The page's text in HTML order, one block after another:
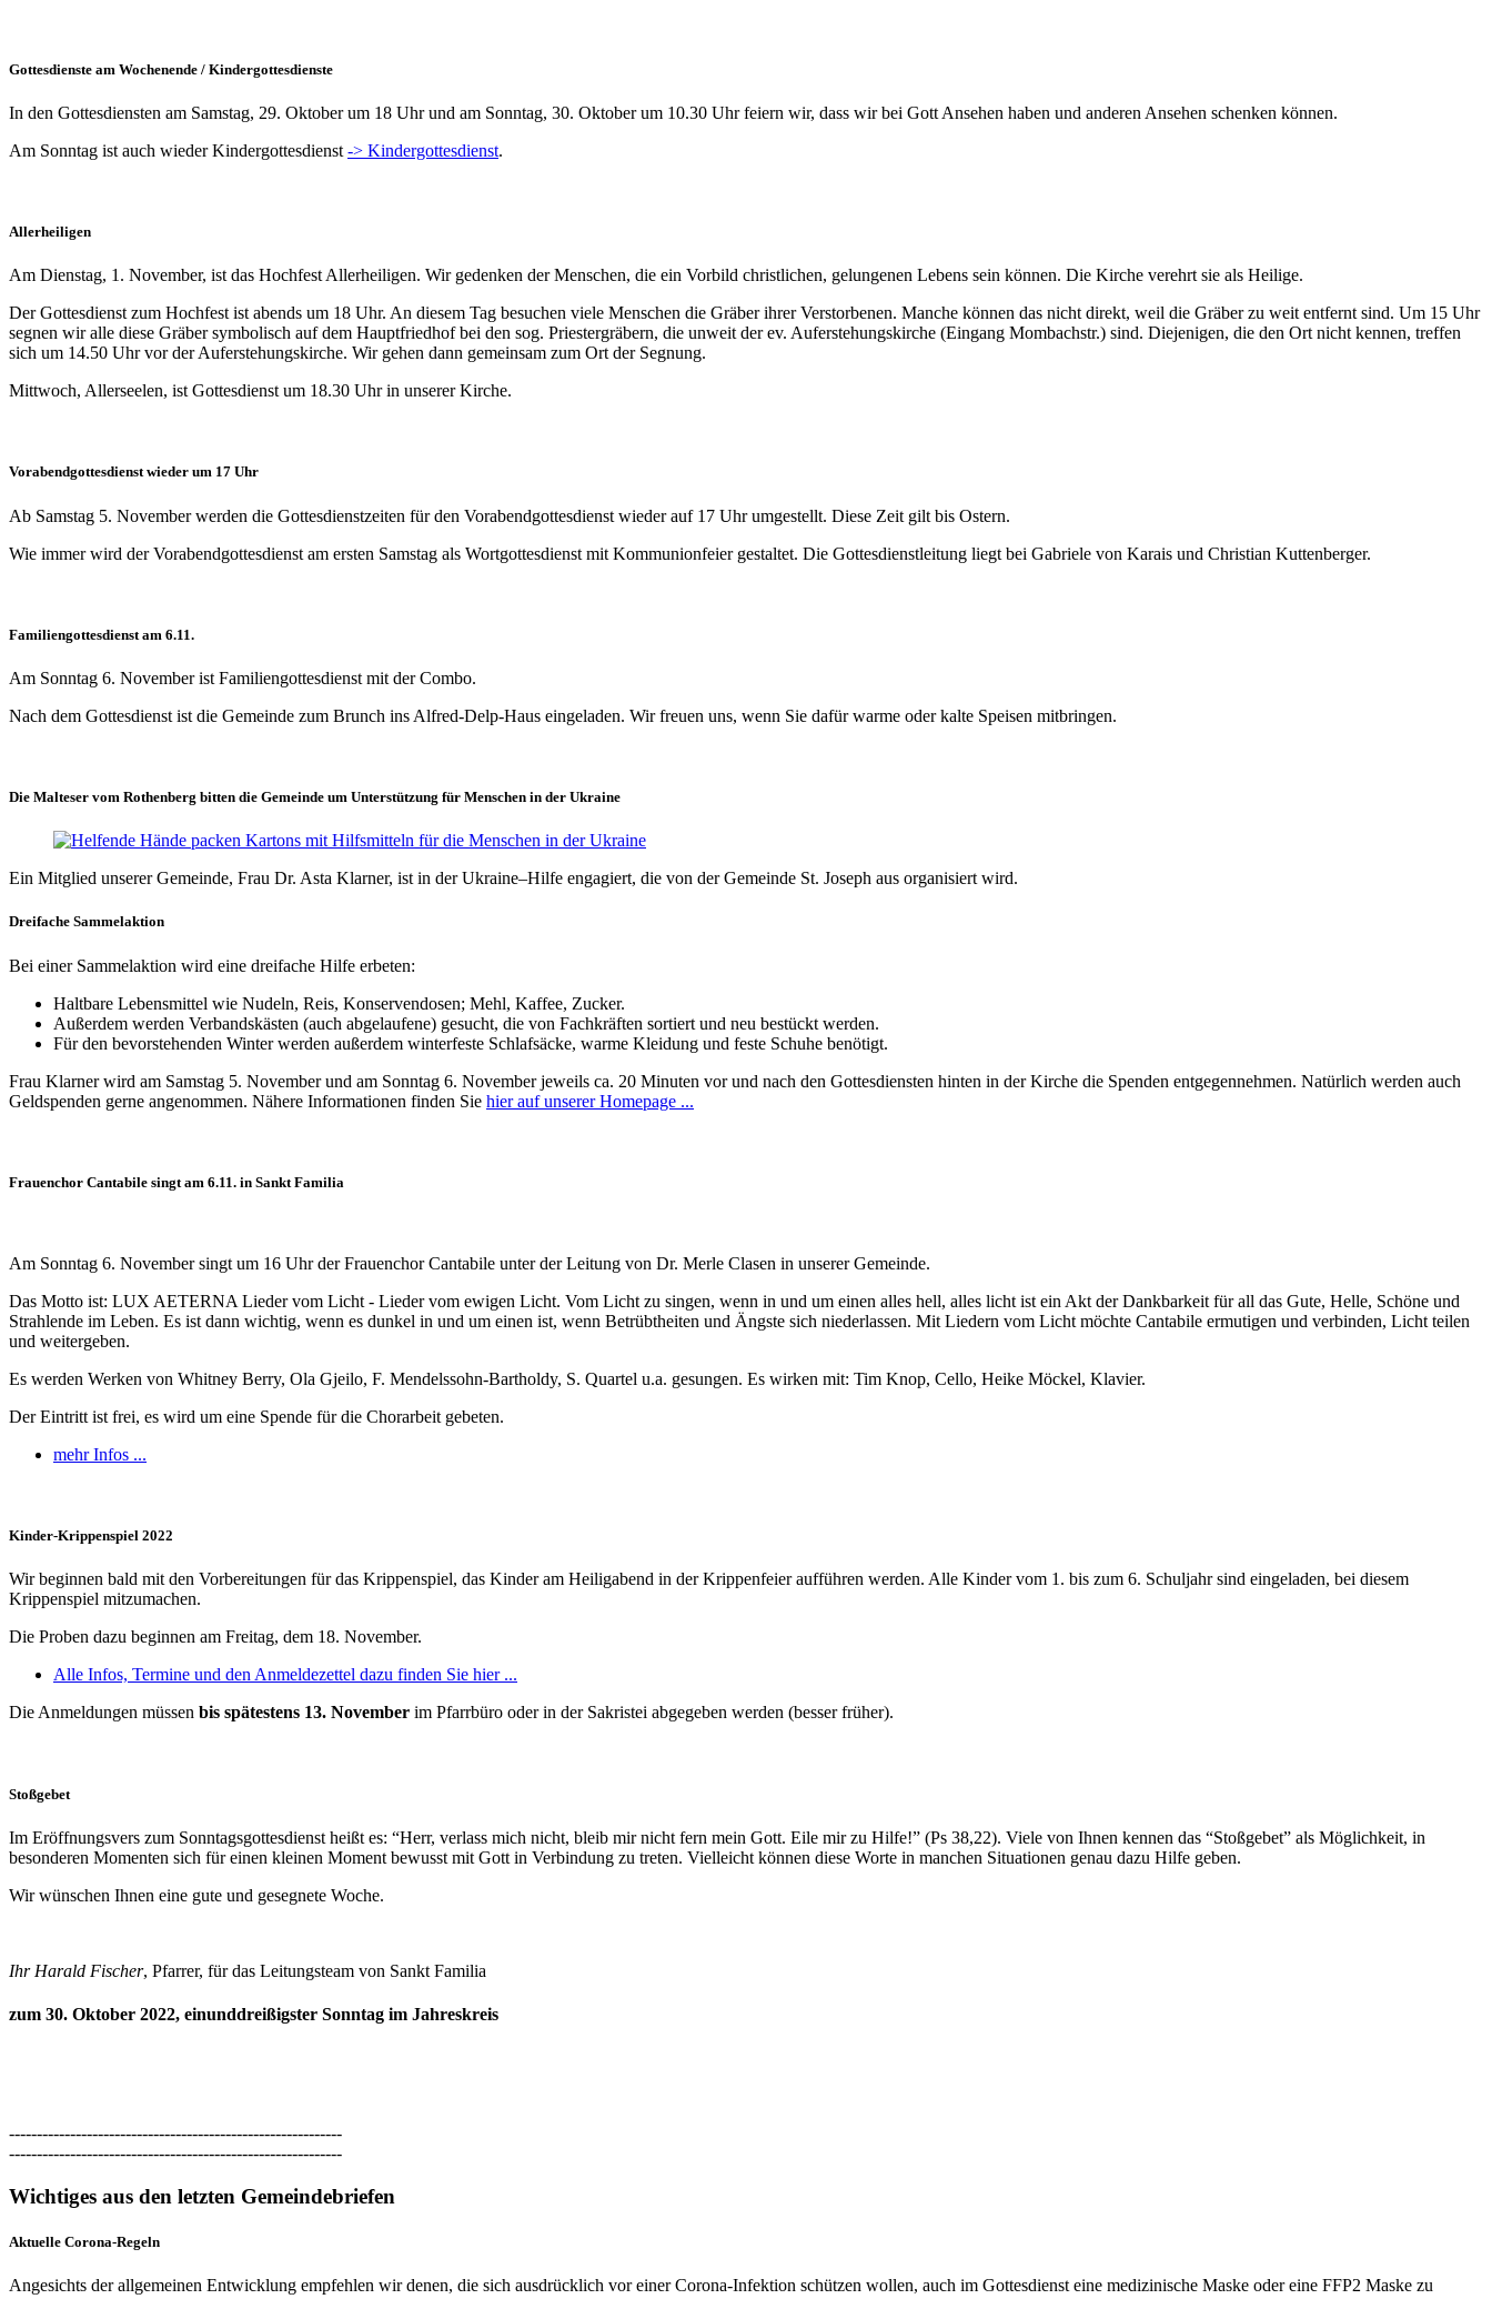
Gottesdienste am Wochenende / Kindergottesdienste
In den Gottesdiensten am Samstag, 29. Oktober um 18 Uhr und am Sonntag, 30. Oktober um 10.30 Uhr feiern wir, dass wir bei Gott Ansehen haben und anderen Ansehen schenken können.
Am Sonntag ist auch wieder Kindergottesdienst -> Kindergottesdienst.
Allerheiligen
Am Dienstag, 1. November, ist das Hochfest Allerheiligen. Wir gedenken der Menschen, die ein Vorbild christlichen, gelungenen Lebens sein können. Die Kirche verehrt sie als Heilige.
Der Gottesdienst zum Hochfest ist abends um 18 Uhr. An diesem Tag besuchen viele Menschen die Gräber ihrer Verstorbenen. Manche können das nicht direkt, weil die Gräber zu weit entfernt sind. Um 15 Uhr
segnen wir alle diese Gräber symbolisch auf dem Hauptfriedhof bei den sog. Priestergräbern, die unweit der ev. Auferstehungskirche (Eingang Mombachstr.) sind. Diejenigen, die den Ort nicht kennen, treffen
sich um 14.50 Uhr vor der Auferstehungskirche. Wir gehen dann gemeinsam zum Ort der Segnung.
Mittwoch, Allerseelen, ist Gottesdienst um 18.30 Uhr in unserer Kirche.
Vorabendgottesdienst wieder um 17 Uhr
Ab Samstag 5. November werden die Gottesdienstzeiten für den Vorabendgottesdienst wieder auf 17 Uhr umgestellt. Diese Zeit gilt bis Ostern.
Wie immer wird der Vorabendgottesdienst am ersten Samstag als Wortgottesdienst mit Kommunionfeier gestaltet. Die Gottesdienstleitung liegt bei Gabriele von Karais und Christian Kuttenberger.
Familiengottesdienst am 6.11.
Am Sonntag 6. November ist Familiengottesdienst mit der Combo.
Nach dem Gottesdienst ist die Gemeinde zum Brunch ins Alfred-Delp-Haus eingeladen. Wir freuen uns, wenn Sie dafür warme oder kalte Speisen mitbringen.
Die Malteser vom Rothenberg bitten die Gemeinde um Unterstützung für Menschen in der Ukraine
Ein Mitglied unserer Gemeinde, Frau Dr. Asta Klarner, ist in der Ukraine–Hilfe engagiert, die von der Gemeinde St. Joseph aus organisiert wird.
Dreifache Sammelaktion
Bei einer Sammelaktion wird eine dreifache Hilfe erbeten:
Haltbare Lebensmittel wie Nudeln, Reis, Konservendosen; Mehl, Kaffee, Zucker.
Außerdem werden Verbandskästen (auch abgelaufene) gesucht, die von Fachkräften sortiert und neu bestückt werden.
Für den bevorstehenden Winter werden außerdem winterfeste Schlafsäcke, warme Kleidung und feste Schuhe benötigt.
Frau Klarner wird am Samstag 5. November und am Sonntag 6. November jeweils ca. 20 Minuten vor und nach den Gottesdiensten hinten in der Kirche die Spenden entgegennehmen. Natürlich werden auch
Geldspenden gerne angenommen. Nähere Informationen finden Sie hier auf unserer Homepage ...
Frauenchor Cantabile singt am 6.11. in Sankt Familia
Am Sonntag 6. November singt um 16 Uhr der Frauenchor Cantabile unter der Leitung von Dr. Merle Clasen in unserer Gemeinde.
Das Motto ist: LUX AETERNA Lieder vom Licht - Lieder vom ewigen Licht. Vom Licht zu singen, wenn in und um einen alles hell, alles licht ist ein Akt der Dankbarkeit für all das Gute, Helle, Schöne und
Strahlende im Leben. Es ist dann wichtig, wenn es dunkel in und um einen ist, wenn Betrübtheiten und Ängste sich niederlassen. Mit Liedern vom Licht möchte Cantabile ermutigen und verbinden, Licht teilen
und weitergeben.
Es werden Werken von Whitney Berry, Ola Gjeilo, F. Mendelssohn-Bartholdy, S. Quartel u.a. gesungen. Es wirken mit: Tim Knop, Cello, Heike Möckel, Klavier.
Der Eintritt ist frei, es wird um eine Spende für die Chorarbeit gebeten.
mehr Infos ...
Kinder-Krippenspiel 2022
Wir beginnen bald mit den Vorbereitungen für das Krippenspiel, das Kinder am Heiligabend in der Krippenfeier aufführen werden. Alle Kinder vom 1. bis zum 6. Schuljahr sind eingeladen, bei diesem
Krippenspiel mitzumachen.
Die Proben dazu beginnen am Freitag, dem 18. November.
Alle Infos, Termine und den Anmeldezettel dazu finden Sie hier ...
Die Anmeldungen müssen bis spätestens 13. November im Pfarrbüro oder in der Sakristei abgegeben werden (besser früher).
Stoßgebet
Im Eröffnungsvers zum Sonntagsgottesdienst heißt es: “Herr, verlass mich nicht, bleib mir nicht fern mein Gott. Eile mir zu Hilfe!” (Ps 38,22). Viele von Ihnen kennen das “Stoßgebet” als Möglichkeit, in
besonderen Momenten sich für einen kleinen Moment bewusst mit Gott in Verbindung zu treten. Vielleicht können diese Worte in manchen Situationen genau dazu Hilfe geben.
Wir wünschen Ihnen eine gute und gesegnete Woche.
Ihr Harald Fischer, Pfarrer, für das Leitungsteam von Sankt Familia
zum 30. Oktober 2022, einunddreißigster Sonntag im Jahreskreis
------------------------------------------------------------
------------------------------------------------------------
Wichtiges aus den letzten Gemeindebriefen
Aktuelle Corona-Regeln
Angesichts der allgemeinen Entwicklung empfehlen wir denen, die sich ausdrücklich vor einer Corona-Infektion schützen wollen, auch im Gottesdienst eine medizinische Maske oder eine FFP2 Maske zu